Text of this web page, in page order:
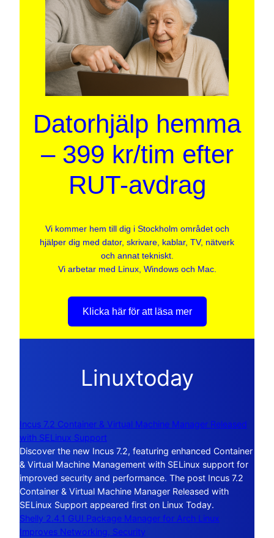
Datorhjälp hemma
– 399 kr/tim efter
RUT-avdrag
Vi kommer hem till dig i Stockholm området och
hjälper dig med dator, skrivare, kablar, TV, nätverk
och annat tekniskt.
Vi arbetar med Linux, Windows och Mac.
Klicka här för att läsa mer
Linuxtoday
Incus 7.2 Container & Virtual Machine Manager Released
with SELinux Support
Discover the new Incus 7.2, featuring enhanced Container
& Virtual Machine Management with SELinux support for
improved security and performance. The post Incus 7.2
Container & Virtual Machine Manager Released with
SELinux Support appeared first on Linux Today.
Shelly 2.4.1 GUI Package Manager for Arch Linux
Improves Networking, Security